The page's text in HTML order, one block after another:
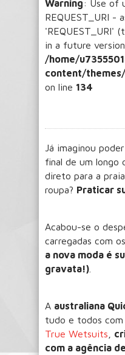
Warning: Use of
REQUEST_URI -
'REQUEST_URI'
in a future
/home/
content/
on line 134
Já imaginou
final de um longo
direto para a
roupa? Praticar
Acabou-se o
carregadas com
a nova moda é
gravata!)
A australiana
tudo e todos
True Wetsuits
com a agência